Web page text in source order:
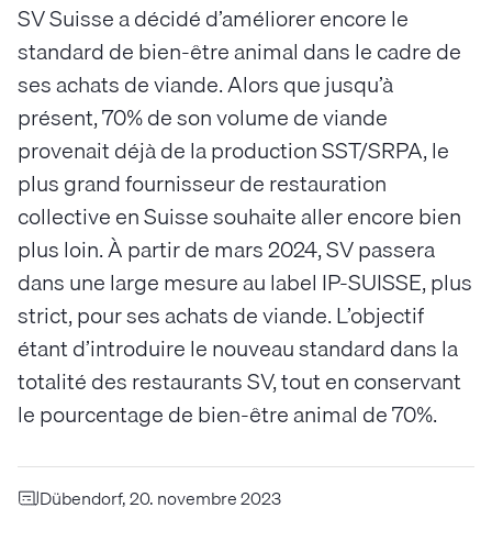
SV Suisse a décidé d’améliorer encore le
standard de bien-être animal dans le cadre de
ses achats de viande. Alors que jusqu’à
présent, 70% de son volume de viande
provenait déjà de la production SST/SRPA, le
plus grand fournisseur de restauration
collective en Suisse souhaite aller encore bien
plus loin. À partir de mars 2024, SV passera
dans une large mesure au label IP-SUISSE, plus
strict, pour ses achats de viande. L’objectif
étant d’introduire le nouveau standard dans la
totalité des restaurants SV, tout en conservant
le pourcentage de bien-être animal de 70%.
Dübendorf, 20. novembre 2023